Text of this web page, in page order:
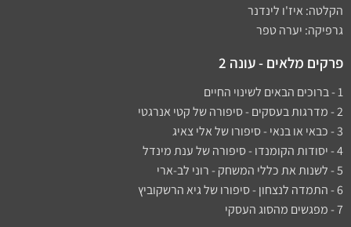
הקלטה: איז'ו לינדנר
גרפיקה: יערה טפר
פרקים מלאים - עונה 2
1 - ברוכים הבאים לשינוי החיים
2 - מדרגות בעסקים - סיפורה של קטי אנרגטי
3 - כבאי או בנאי - סיפורו של אלי צאיג
4 - יסודות הקומנדו - סיפורה של ענת מינדל
5 - לשנות את כללי המשחק - רוני לב-ארי
6 - התמדה לנצחון - סיפורו של גיא הרשקוביץ
7 - מפגשים מהסוג העסקי